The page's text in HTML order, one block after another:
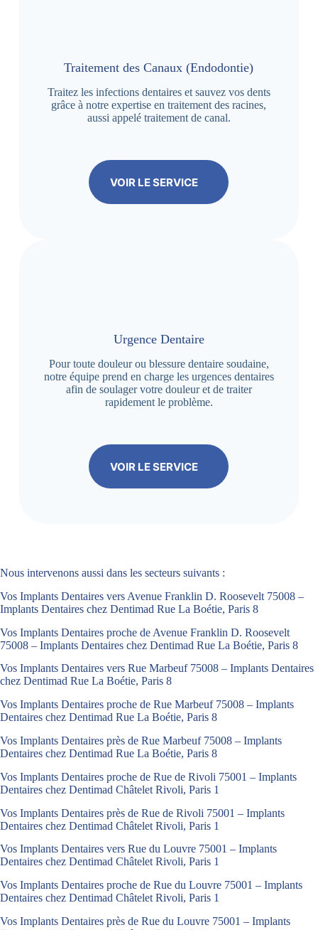
Traitement des Canaux (Endodontie)
Traitez les infections dentaires et sauvez vos dents
grâce à notre expertise en traitement des racines,
aussi appelé traitement de canal.
VOIR LE SERVICE
Urgence Dentaire
Pour toute douleur ou blessure dentaire soudaine,
notre équipe prend en charge les urgences dentaires
afin de soulager votre douleur et de traiter
rapidement le problème.
VOIR LE SERVICE
Nous intervenons aussi dans les secteurs suivants :
Vos Implants Dentaires vers Avenue Franklin D. Roosevelt 75008 –
Implants Dentaires chez Dentimad Rue La Boétie, Paris 8
Vos Implants Dentaires proche de Avenue Franklin D. Roosevelt
75008 – Implants Dentaires chez Dentimad Rue La Boétie, Paris 8
Vos Implants Dentaires vers Rue Marbeuf 75008 – Implants Dentaires
chez Dentimad Rue La Boétie, Paris 8
Vos Implants Dentaires proche de Rue Marbeuf 75008 – Implants
Dentaires chez Dentimad Rue La Boétie, Paris 8
Vos Implants Dentaires près de Rue Marbeuf 75008 – Implants
Dentaires chez Dentimad Rue La Boétie, Paris 8
Vos Implants Dentaires proche de Rue de Rivoli 75001 – Implants
Dentaires chez Dentimad Châtelet Rivoli, Paris 1
Vos Implants Dentaires près de Rue de Rivoli 75001 – Implants
Dentaires chez Dentimad Châtelet Rivoli, Paris 1
Vos Implants Dentaires vers Rue du Louvre 75001 – Implants
Dentaires chez Dentimad Châtelet Rivoli, Paris 1
Vos Implants Dentaires proche de Rue du Louvre 75001 – Implants
Dentaires chez Dentimad Châtelet Rivoli, Paris 1
Vos Implants Dentaires près de Rue du Louvre 75001 – Implants